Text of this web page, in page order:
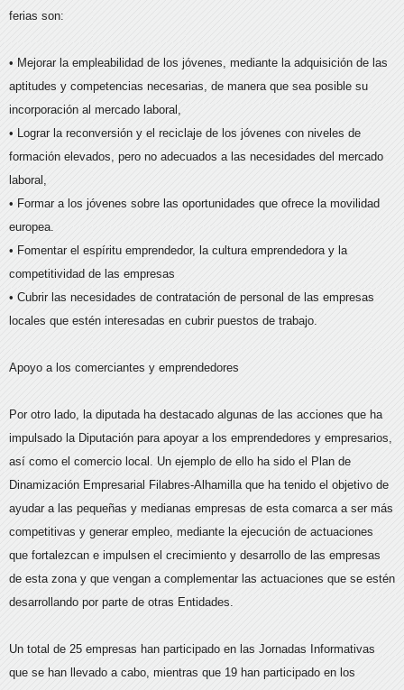
ferias son:
• Mejorar la empleabilidad de los jóvenes, mediante la adquisición de las
aptitudes y competencias necesarias, de manera que sea posible su
incorporación al mercado laboral,
• Lograr la reconversión y el reciclaje de los jóvenes con niveles de
formación elevados, pero no adecuados a las necesidades del mercado
laboral,
• Formar a los jóvenes sobre las oportunidades que ofrece la movilidad
europea.
• Fomentar el espíritu emprendedor, la cultura emprendedora y la
competitividad de las empresas
• Cubrir las necesidades de contratación de personal de las empresas
locales que estén interesadas en cubrir puestos de trabajo.
Apoyo a los comerciantes y emprendedores
Por otro lado, la diputada ha destacado algunas de las acciones que ha
impulsado la Diputación para apoyar a los emprendedores y empresarios,
así como el comercio local. Un ejemplo de ello ha sido el Plan de
Dinamización Empresarial Filabres-Alhamilla que ha tenido el objetivo de
ayudar a las pequeñas y medianas empresas de esta comarca a ser más
competitivas y generar empleo, mediante la ejecución de actuaciones
que fortalezcan e impulsen el crecimiento y desarrollo de las empresas
de esta zona y que vengan a complementar las actuaciones que se estén
desarrollando por parte de otras Entidades.
Un total de 25 empresas han participado en las Jornadas Informativas
que se han llevado a cabo, mientras que 19 han participado en los